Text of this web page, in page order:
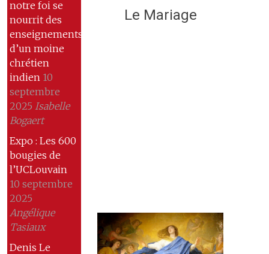
notre foi se
nourrit des
enseignements
d’un moine
chrétien
indien 10
septembre
2025 Isabelle
Bogaert
Expo : Les 600
bougies de
l’UCLouvain
10 septembre
2025
Angélique
Tasiaux
Denis Le
Le Mariage